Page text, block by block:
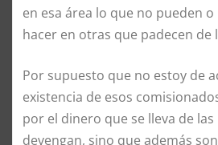
en esa área lo que no pueden
hacer en otras que padecen de
Por supuesto que no estoy de
existencia de esos
por el dinero que se lleva de las
devengan, sino que además